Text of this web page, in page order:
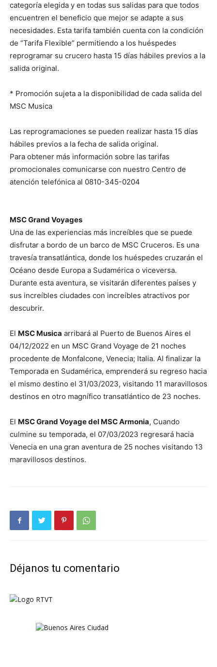
categoría elegida y en todas sus salidas para que todos
encuentren el beneficio que mejor se adapte a sus
necesidades. Esta tarifa también cuenta con la condición
de “Tarifa Flexible” permitiendo a los huéspedes
reprogramar su crucero hasta 15 días hábiles previos a la
salida original.
* Promoción sujeta a la disponibilidad de cada salida del
MSC Musica
Las reprogramaciones se pueden realizar hasta 15 días
hábiles previos a la fecha de salida original.
Para obtener más información sobre las tarifas
promocionales comunicarse con nuestro Centro de
atención telefónica al 0810-345-0204
MSC Grand Voyages
Una de las experiencias más increíbles que se puede
disfrutar a bordo de un barco de MSC Cruceros. Es una
travesía transatlántica, donde los huéspedes cruzarán el
Océano desde Europa a Sudamérica o viceversa.
Durante esta aventura, se visitarán diferentes países y
sus increíbles ciudades con increíbles atractivos por
descubrir.
El MSC Musica arribará al Puerto de Buenos Aires el
04/12/2022 en un MSC Grand Voyage de 21 noches
procedente de Monfalcone, Venecia; Italia. Al finalizar la
Temporada en Sudamérica, emprenderá su regreso hacia
el mismo destino el 31/03/2023, visitando 11 maravillosos
destinos en otro magnífico transatlántico de 23 noches.
El MSC Grand Voyage del MSC Armonia, Cuando
culmine su temporada, el 07/03/2023 regresará hacia
Venecia en una gran aventura de 25 noches visitando 13
maravillosos destinos.
Déjanos tu comentario